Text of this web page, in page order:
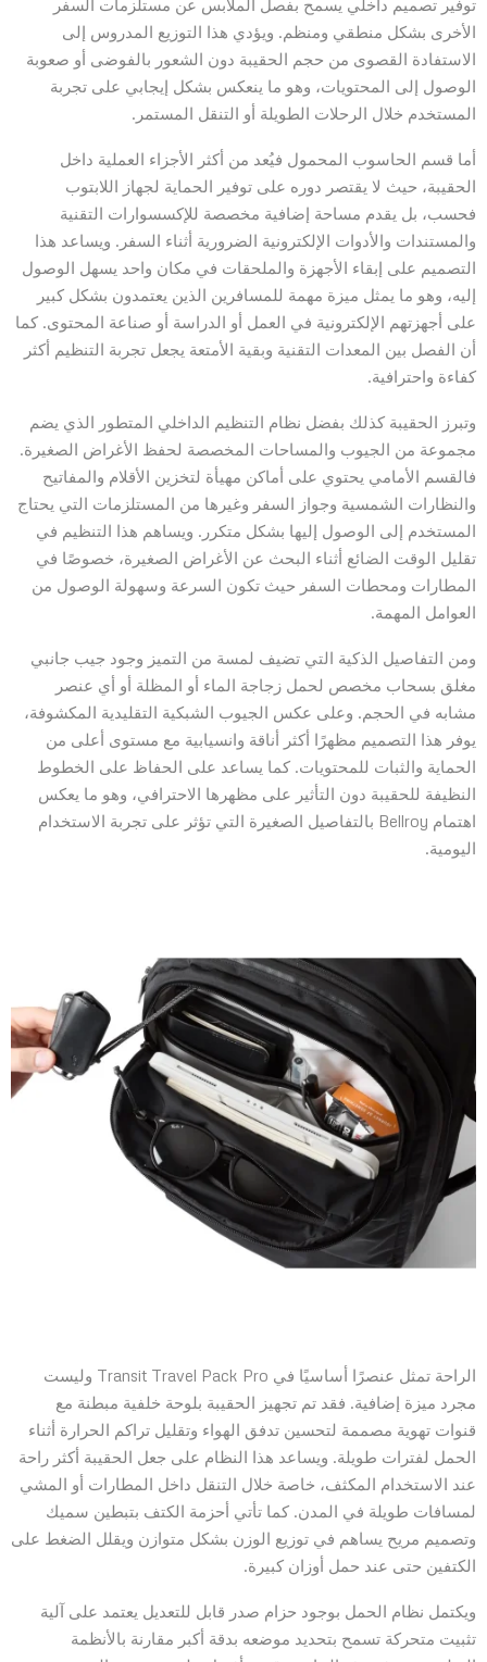
توفير تصميم داخلي يسمح بفصل الملابس عن مستلزمات السفر
الأخرى بشكل منطقي ومنظم. ويؤدي هذا التوزيع المدروس إلى
الاستفادة القصوى من حجم الحقيبة دون الشعور بالفوضى أو صعوبة
الوصول إلى المحتويات، وهو ما ينعكس بشكل إيجابي على تجربة
المستخدم خلال الرحلات الطويلة أو التنقل المستمر.
أما قسم الحاسوب المحمول فيُعد من أكثر الأجزاء العملية داخل
الحقيبة، حيث لا يقتصر دوره على توفير الحماية لجهاز اللابتوب
فحسب، بل يقدم مساحة إضافية مخصصة للإكسسوارات التقنية
والمستندات والأدوات الإلكترونية الضرورية أثناء السفر. ويساعد هذا
التصميم على إبقاء الأجهزة والملحقات في مكان واحد يسهل الوصول
إليه، وهو ما يمثل ميزة مهمة للمسافرين الذين يعتمدون بشكل كبير
على أجهزتهم الإلكترونية في العمل أو الدراسة أو صناعة المحتوى. كما
أن الفصل بين المعدات التقنية وبقية الأمتعة يجعل تجربة التنظيم أكثر
كفاءة واحترافية.
وتبرز الحقيبة كذلك بفضل نظام التنظيم الداخلي المتطور الذي يضم
مجموعة من الجيوب والمساحات المخصصة لحفظ الأغراض الصغيرة.
فالقسم الأمامي يحتوي على أماكن مهيأة لتخزين الأقلام والمفاتيح
والنظارات الشمسية وجواز السفر وغيرها من المستلزمات التي يحتاج
المستخدم إلى الوصول إليها بشكل متكرر. ويساهم هذا التنظيم في
تقليل الوقت الضائع أثناء البحث عن الأغراض الصغيرة، خصوصًا في
المطارات ومحطات السفر حيث تكون السرعة وسهولة الوصول من
العوامل المهمة.
ومن التفاصيل الذكية التي تضيف لمسة من التميز وجود جيب جانبي
مغلق بسحاب مخصص لحمل زجاجة الماء أو المظلة أو أي عنصر
مشابه في الحجم. وعلى عكس الجيوب الشبكية التقليدية المكشوفة،
يوفر هذا التصميم مظهرًا أكثر أناقة وانسيابية مع مستوى أعلى من
الحماية والثبات للمحتويات. كما يساعد على الحفاظ على الخطوط
النظيفة للحقيبة دون التأثير على مظهرها الاحترافي، وهو ما يعكس
اهتمام Bellroy بالتفاصيل الصغيرة التي تؤثر على تجربة الاستخدام
اليومية.
الراحة تمثل عنصرًا أساسيًا في Transit Travel Pack Pro وليست
مجرد ميزة إضافية. فقد تم تجهيز الحقيبة بلوحة خلفية مبطنة مع
قنوات تهوية مصممة لتحسين تدفق الهواء وتقليل تراكم الحرارة أثناء
الحمل لفترات طويلة. ويساعد هذا النظام على جعل الحقيبة أكثر راحة
عند الاستخدام المكثف، خاصة خلال التنقل داخل المطارات أو المشي
لمسافات طويلة في المدن. كما تأتي أحزمة الكتف بتبطين سميك
وتصميم مريح يساهم في توزيع الوزن بشكل متوازن ويقلل الضغط على
الكتفين حتى عند حمل أوزان كبيرة.
ويكتمل نظام الحمل بوجود حزام صدر قابل للتعديل يعتمد على آلية
تثبيت متحركة تسمح بتحديد موضعه بدقة أكبر مقارنة بالأنظمة